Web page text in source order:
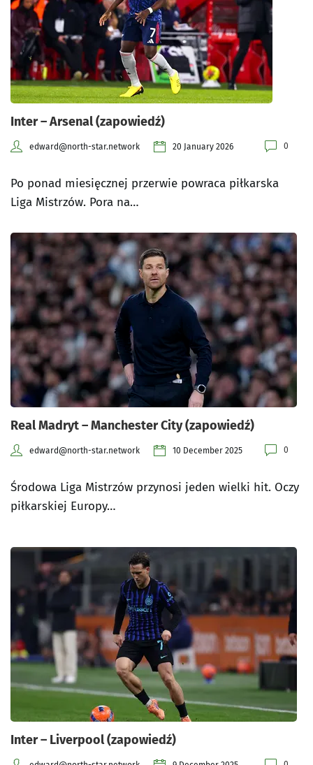
Inter – Arsenal (zapowiedź)
edward@north-star.network 20 January 2026 0
Po ponad miesięcznej przerwie powraca piłkarska
Liga Mistrzów. Pora na…
Real Madryt – Manchester City (zapowiedź)
edward@north-star.network 10 December 2025 0
Środowa Liga Mistrzów przynosi jeden wielki hit. Oczy
piłkarskiej Europy…
Inter – Liverpool (zapowiedź)